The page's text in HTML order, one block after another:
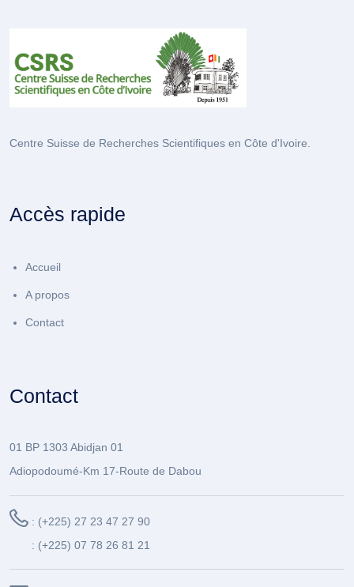
Centre Suisse de Recherches Scientifiques en Côte d'Ivoire.
Accès rapide
Accueil
A propos
Contact
Contact
01 BP 1303 Abidjan 01
Adiopodoumé-Km 17-Route de Dabou
: (+225) 27 23 47 27 90
: (+225) 07 78 26 81 21